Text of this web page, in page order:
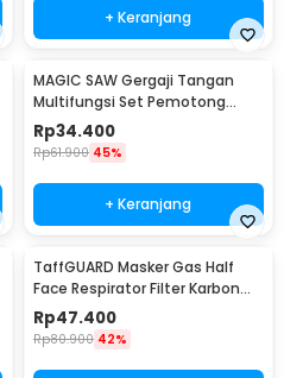
+ Keranjang
MAGIC SAW Gergaji Tangan
Multifungsi Set Pemotong
Kayu Besi
Rp34.400
Rp61.900 45%
+ Keranjang
TaffGUARD Masker Gas Half
Face Respirator Filter Karbon
Aktif KN95 - 6200
Rp47.400
Rp80.900 42%